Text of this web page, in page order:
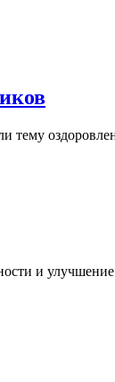
тему
и